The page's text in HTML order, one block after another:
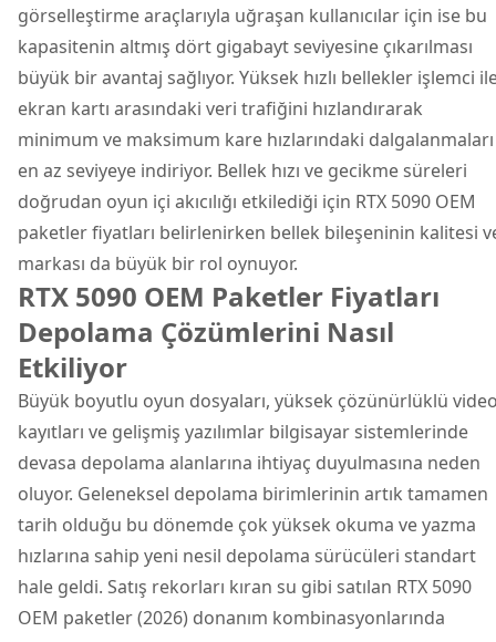
görselleştirme araçlarıyla uğraşan kullanıcılar için ise bu
kapasitenin altmış dört gigabayt seviyesine çıkarılması
büyük bir avantaj sağlıyor. Yüksek hızlı bellekler işlemci
ekran kartı arasındaki veri trafiğini hızlandırarak
minimum ve maksimum kare hızlarındaki dalgalanmaları
en az seviyeye indiriyor. Bellek hızı ve gecikme süreleri
doğrudan oyun içi akıcılığı etkilediği için RTX 5090 OEM
paketler fiyatları belirlenirken bellek bileşeninin kalitesi
markası da büyük bir rol oynuyor.
RTX 5090 OEM Paketler Fiyatları
Depolama Çözümlerini Nasıl
Etkiliyor
Büyük boyutlu oyun dosyaları, yüksek çözünürlüklü
kayıtları ve gelişmiş yazılımlar bilgisayar sistemlerinde
devasa depolama alanlarına ihtiyaç duyulmasına neden
oluyor. Geleneksel depolama birimlerinin artık tamamen
tarih olduğu bu dönemde çok yüksek okuma ve yazma
hızlarına sahip yeni nesil depolama sürücüleri standart
hale geldi. Satış rekorları kıran su gibi satılan RTX 5090
OEM paketler (2026) donanım kombinasyonlarında